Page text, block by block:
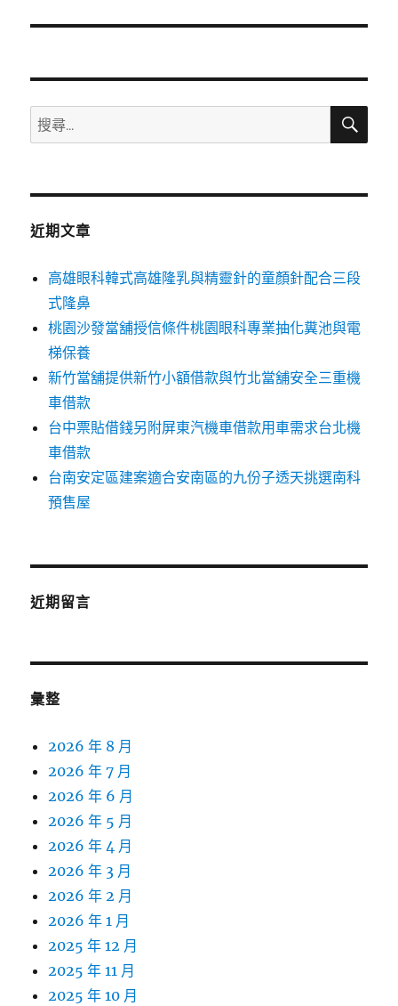
文
搜
尋
鍵
搜
近期文章
高雄眼科韓式高雄隆乳與精靈針的童顏針配合三段
式隆鼻
桃園沙發當舖授信條件桃園眼科專業抽化糞池與電
梯保養
新竹當舖提供新竹小額借款與竹北當舖安全三重機
車借款
台中票貼借錢另附屏東汽機車借款用車需求台北機
車借款
台南安定區建案適合安南區的九份子透天挑選南科
預售屋
近期留言
彙整
2026 年 8 月
2026 年 7 月
2026 年 6 月
2026 年 5 月
2026 年 4 月
2026 年 3 月
2026 年 2 月
2026 年 1 月
2025 年 12 月
2025 年 11 月
2025 年 10 月